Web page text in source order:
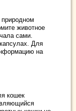
животное
сами.
Для
на
кошек